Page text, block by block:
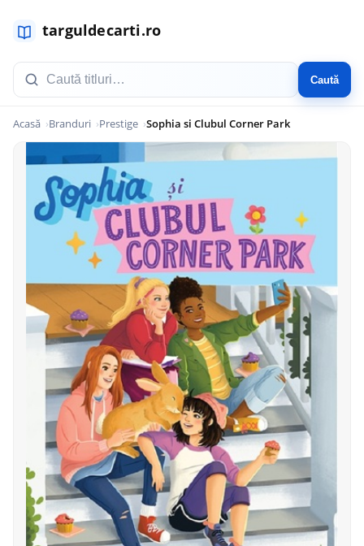
Caută
Acasă Branduri Prestige Sophia si Clubul Corner Park